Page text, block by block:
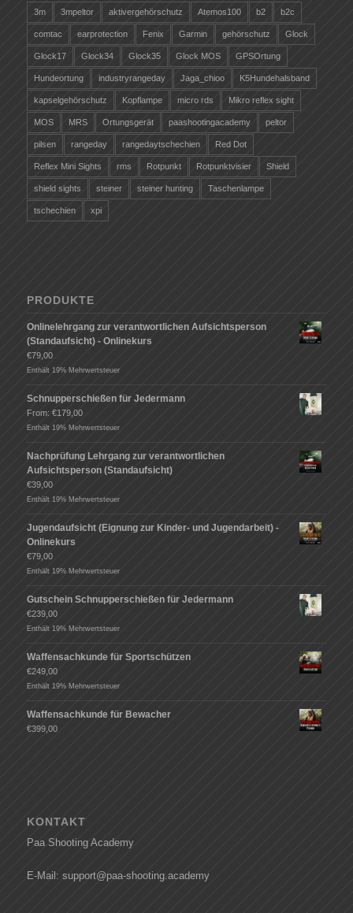
3m 3mpeltor aktivergehörschutz Atemos100 b2 b2c
comtac earprotection Fenix Garmin gehörschutz Glock
Glock17 Glock34 Glock35 Glock MOS GPSOrtung
Hundeortung industryrangeday Jaga_chioo K5Hundehalsband
kapselgehörschutz Kopflampe micro rds Mikro reflex sight
MOS MRS Ortungsgerät paashootingacademy peltor
pilsen rangeday rangedaytschechien Red Dot
Reflex Mini Sights rms Rotpunkt Rotpunktvisier Shield
shield sights steiner steiner hunting Taschenlampe
tschechien xpi
PRODUKTE
Onlinelehrgang zur verantwortlichen Aufsichtsperson
(Standaufsicht) - Onlinekurs
€79,00
Enthält 19% Mehrwertsteuer
Schnupperschießen für Jedermann
From: €179,00
Enthält 19% Mehrwertsteuer
Nachprüfung Lehrgang zur verantwortlichen
Aufsichtsperson (Standaufsicht)
€39,00
Enthält 19% Mehrwertsteuer
Jugendaufsicht (Eignung zur Kinder- und Jugendarbeit) -
Onlinekurs
€79,00
Enthält 19% Mehrwertsteuer
Gutschein Schnupperschießen für Jedermann
€239,00
Enthält 19% Mehrwertsteuer
Waffensachkunde für Sportschützen
€249,00
Enthält 19% Mehrwertsteuer
Waffensachkunde für Bewacher
€399,00
KONTAKT
Paa Shooting Academy
E-Mail: support@paa-shooting.academy